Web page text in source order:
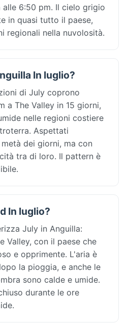
6:50 pm. Il cielo grigio
in quasi tutto il paese,
regionali nella nuvolosità.
In luglio?
di July coprono
a The Valley in 15 giorni,
nelle regioni costiere
Aspettati
dei giorni, ma con
tra di loro. Il pattern è
In luglio?
July in Anguilla:
Valley, con il paese che
e opprimente. L'aria è
la pioggia, e anche le
sono calde e umide.
durante le ore